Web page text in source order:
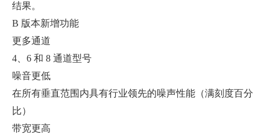
结果。
B 版本新增功能
更多通道
4、6 和 8 通道型号
噪音更低
在所有垂直范围内具有行业领先的噪声性能（满刻度百分
比）
带宽更高